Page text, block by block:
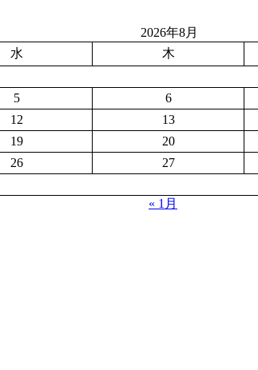
2026年8月
水 木
5 6
12 13
19 20
26 27
« 1月